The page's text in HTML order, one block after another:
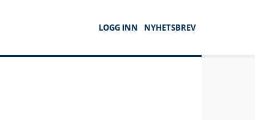
LOGG INN
NYHETSBREV